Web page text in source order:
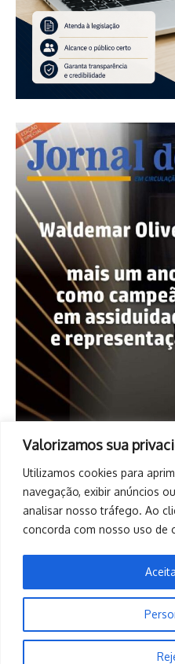
Valorizamos sua
Utilizamos cookies para
navegação, exibir anúncios
analisar nosso tráfego. Ao
concorda com nosso uso de
Copyright © 2026. Todos os